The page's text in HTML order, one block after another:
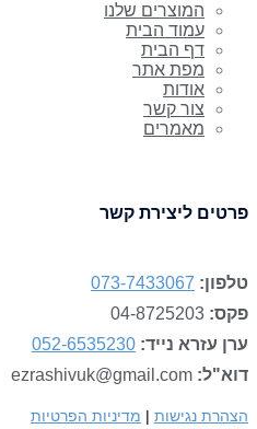
המוצרים שלנו
עמוד הבית
דף הבית
מפת אתר
אודות
צור קשר
מאמרים
פרטים ליצירת קשר
טלפון: 073-7433067
פקס:
ערן עזרא נייד: 052-6535230
דוא"ל:
הצהרת נגישות | מדיניות הפרטיות